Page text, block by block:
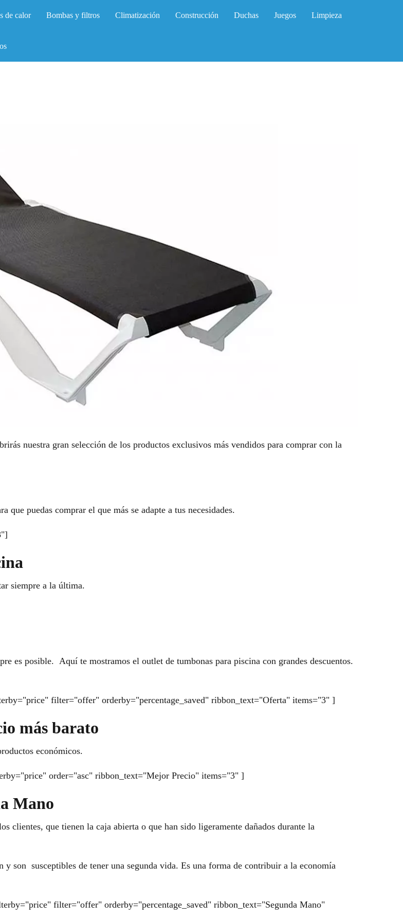
de calor Bombas y filtros Climatización Construcción Duchas Juegos Limpieza
nuestra gran selección de los productos exclusivos más vendidos para comprar con la
puedas comprar el que más se adapte a tus necesidades.
siempre a la última.
es posible. Aquí te mostramos el outlet de tumbonas para piscina con grandes descuentos.
filter="offer" orderby="percentage_saved" ribbon_text="Oferta" items="3" ]
más barato
económicos.
order="asc" ribbon_text="Mejor Precio" items="3" ]
Mano
clientes, que tienen la caja abierta o que han sido ligeramente dañados durante la
son susceptibles de tener una segunda vida. Es una forma de contribuir a la economía
filter="offer" orderby="percentage_saved" ribbon_text="Segunda Mano"